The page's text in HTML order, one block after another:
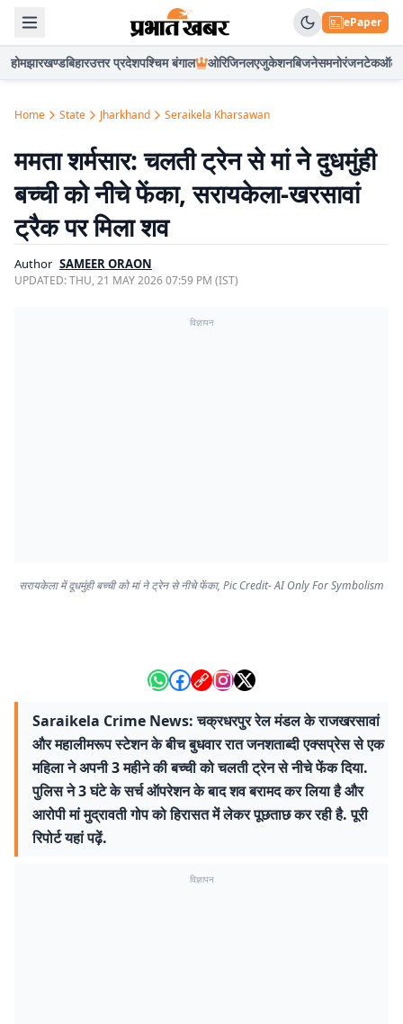
ePaper
होमझारखण्डबिहारउत्तर प्रदेशपश्चिम बंगाल ओरिजिनलएजुकेशनबिजनेसमनोरंजनटेकऑटो
Home State Jharkhand Seraikela Kharsawan
ममता शर्मसार: चलती ट्रेन से मां ने दुधमुंही
बच्ची को नीचे फेंका, सरायकेला-खरसावां
ट्रैक पर मिला शव
Author SAMEER ORAON
UPDATED:THU, 21 MAY 2026 07:59 PM (IST)
विज्ञापन
सरायकेला में दूधमुंही बच्ची को मां ने ट्रेन से नीचे फेंका, Pic Credit- AI Only For Symbolism
Saraikela Crime News: चक्रधरपुर रेल मंडल के राजखरसावां
और महालीमरूप स्टेशन के बीच बुधवार रात जनशताब्दी एक्सप्रेस से एक
महिला ने अपनी 3 महीने की बच्ची को चलती ट्रेन से नीचे फेंक दिया.
पुलिस ने 3 घंटे के सर्च ऑपरेशन के बाद शव बरामद कर लिया है और
आरोपी मां मुद्रावती गोप को हिरासत में लेकर पूछताछ कर रही है. पूरी
रिपोर्ट यहां पढ़ें.
विज्ञापन